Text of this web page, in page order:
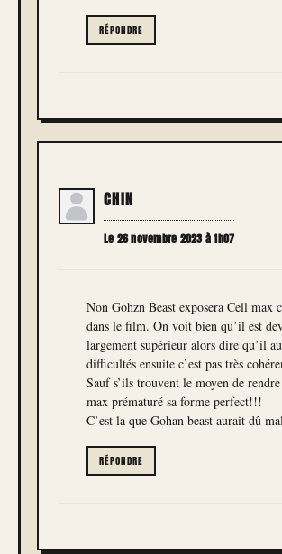
RÉPONDRE
CHIN
Le 26 novembre 2023 à 1h07
Non Gohzn Beast exposera Cell max
dans le film. On voit bien qu’il est
largement supérieur alors dire qu’il
difficultés ensuite c’est pas très
Sauf s’ils trouvent le moyen de
max prématuré sa forme perfect!!!
C’est la que Gohan beast aurait dû mal
RÉPONDRE